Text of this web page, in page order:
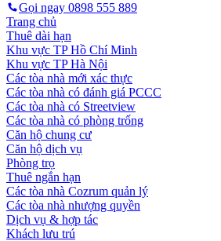
Gọi ngay 0898 555 889
Trang chủ
Thuê dài hạn
Khu vực TP Hồ Chí Minh
Khu vực TP Hà Nội
Các tòa nhà mới xác thực
Các tòa nhà có đánh giá PCCC
Các tòa nhà có Streetview
Các tòa nhà có phòng trống
Căn hộ chung cư
Căn hộ dịch vụ
Phòng trọ
Thuê ngắn hạn
Các tòa nhà Cozrum quản lý
Các tòa nhà nhượng quyền
Dịch vụ & hợp tác
Khách lưu trú